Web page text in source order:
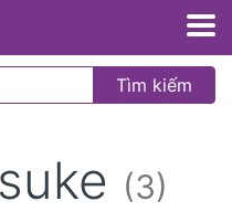
Tìm kiếm
(3)